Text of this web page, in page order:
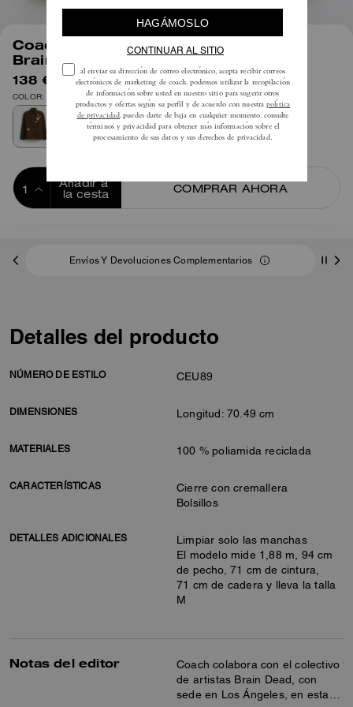
Coach | Chaqueta Racer de Nylon
Brain Dead en Poliamida Reciclada
138 € 275 €
COLOR: Marrón
Añadir a
la cesta
COMPRAR AHORA
Envíos Y Devoluciones Complementarios
Detalles del producto
NÚMERO DE ESTILO CEU89
DIMENSIONES Longitud: 70.49 cm
MATERIALES 100 % poliamida reciclada
CARACTERÍSTICAS
Cierre con cremallera
Bolsillos
DETALLES ADICIONALES
Limpiar solo las manchas
El modelo mide 1,88 m, 94 cm
de pecho, 71 cm de cintura,
71 cm de cadera y lleva la talla
M
Notas del editor
Coach colabora con el colectivo
de artistas Brain Dead, con
sede en Los Ángeles, en esta